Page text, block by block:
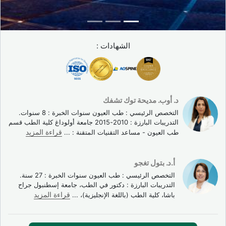
استشارة مجانية عن بُعد مع أخصائي الشبكية قبل السفر
إقامة في فنادق شريكة (3 إلى 5 نجوم) قريبة من
مترجم طبي بلغتك في كل مرحلة
تقرير طبي كامل بلغتك لضمان استمرارية الرعاية
مدة الإقامة الموصى بها
حقنة واحدة
(فحوصات سابقة
يومان
اليوم 1: الحقن؛ اليوم 2:
المراجعة + المغادرة
الشهادات :
د. أوب. مديحة توك تشفك
التخصص الرئيسي : طب العيون سنوات الخبرة : 8 سنوات.
التدريبات البارزة : 2010-2015 جامعة أولوداغ كلية الطب قسم
طب العيون - مساعد التقنيات المتقنة : ... قراءة المزيد
أ.د. بتول تغجو
التخصص الرئيسي : طب العيون سنوات الخبرة : 27 سنة.
التدريبات البارزة : دكتور في الطب، جامعة إسطنبول جراح
باشا، كلية الطب (باللغة الإنجليزية)، ... قراءة المزيد